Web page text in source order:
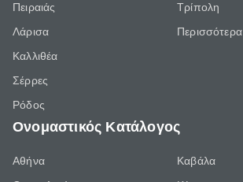
Πειραιάς
Λάρισα
Καλλιθέα
Σέρρες
Ρόδος
Τρίπολη
Περισσότερα
Ονομαστικός Κατάλογος
Αθήνα
Καβάλα